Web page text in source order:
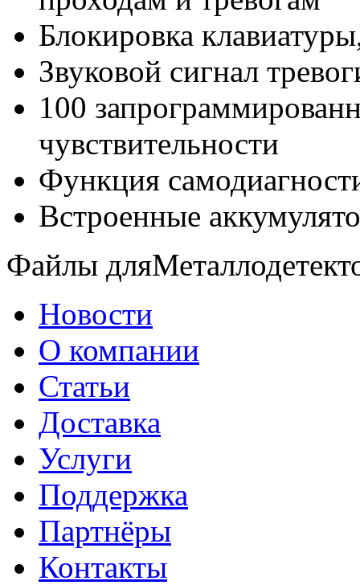
Блокировка
Звуковой сигнал
100
чувствительности
Функция
Встроенные
Файлы
Новости
О компании
Статьи
Доставка
Услуги
Поддержка
Партнёры
Контакты